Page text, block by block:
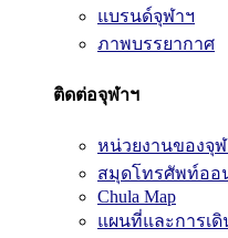
แบรนด์จุฬาฯ
ภาพบรรยากาศ
ติดต่อจุฬาฯ
หน่วยงานของจุฬ
สมุดโทรศัพท์ออ
Chula Map
แผนที่และการเดิ